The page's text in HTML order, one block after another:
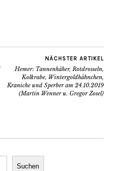
NÄCHSTER ARTIKEL
Hemer: Tannenhäher, Rotdrosseln,
Kolkrabe, Wintergoldhähnchen,
Kraniche und Sperber am 24.10.2019
(Martin Wenner u. Gregor Zosel)
Suchen